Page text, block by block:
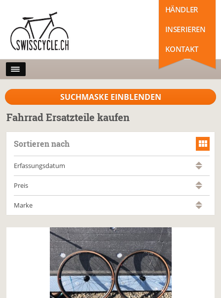
HÄNDLER
INSERIEREN
KONTAKT
SUCHMASKE EINBLENDEN
Fahrrad Ersatzteile kaufen
Sortieren nach
Erfassungsdatum
Preis
Marke